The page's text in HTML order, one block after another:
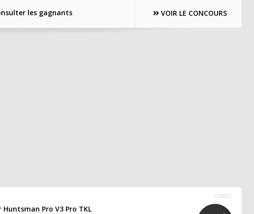
les gagnants VOIR LE CONCOURS
353832
Huntsman Pro V3 Pro TKL